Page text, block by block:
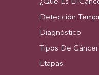
¿Qué Es El
Detección
Diagnóstico
Tipos De
Etapas